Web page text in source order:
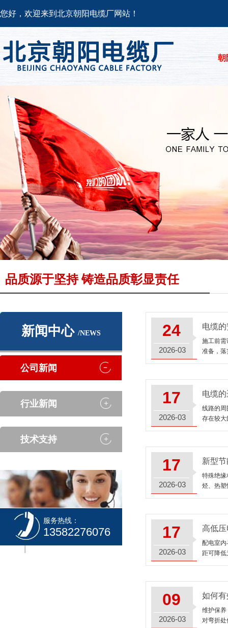
您好，欢迎来到北京朝阳电缆厂网站！
朝
品质源于坚持 铸造品质彰显责任
新闻中心 /NEWS
公司新闻
行业新闻
技术支持
服务热线：
13582276076
24
2026-03
电缆
施工前需
准备，落
17
2026-03
电缆
线路的周
存在较大
17
2026-03
新型
特殊绝缘
烃、热塑
17
2026-03
高低
配电室内
距可降低
09
2026-03
如何
维护保养
对弯折处